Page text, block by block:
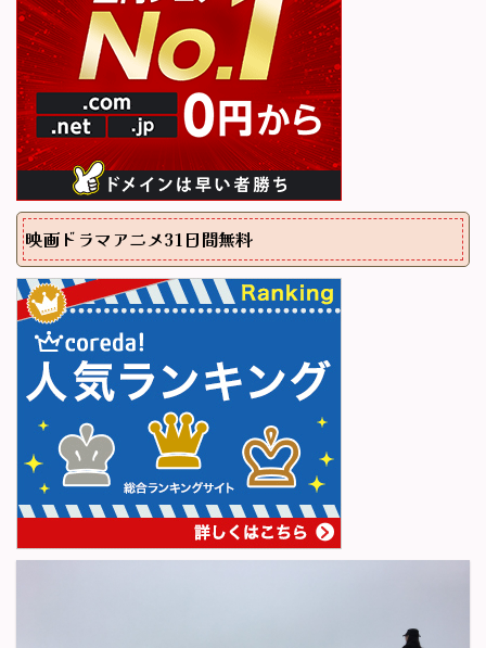
映画ドラマアニメ31日間無料